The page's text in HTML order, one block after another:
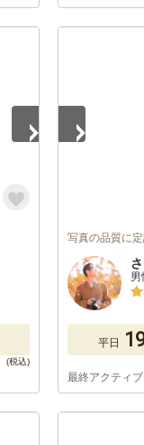
写真の品質に
平日
最終アクティ